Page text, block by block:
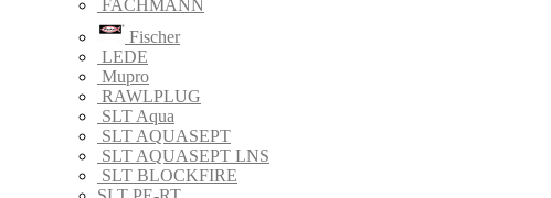
FACHMANN
Fischer
LEDE
Mupro
RAWLPLUG
SLT Aqua
SLT AQUASEPT
SLT AQUASEPT LNS
SLT BLOCKFIRE